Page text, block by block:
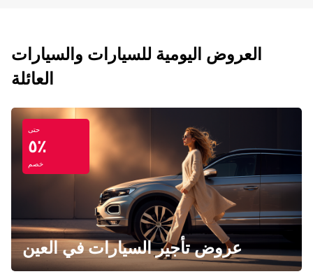
العروض اليومية للسيارات والسيارات
العائلة
حتى
٥٪
خصم
عروض تأجير السيارات في العين